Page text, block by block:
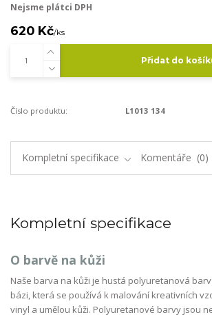
Nejsme plátci DPH
620 Kč/ks
Přidat do
Číslo produktu: L1013 134
Kompletní specifikace Komentáře 0
Kompletní specifikace
O barvě na kůži
Naše barva na kůži je hustá polyuretanová
bázi, která se používá k malování kreativních
vinyl a umělou kůži. Polyuretanové barvy jsou